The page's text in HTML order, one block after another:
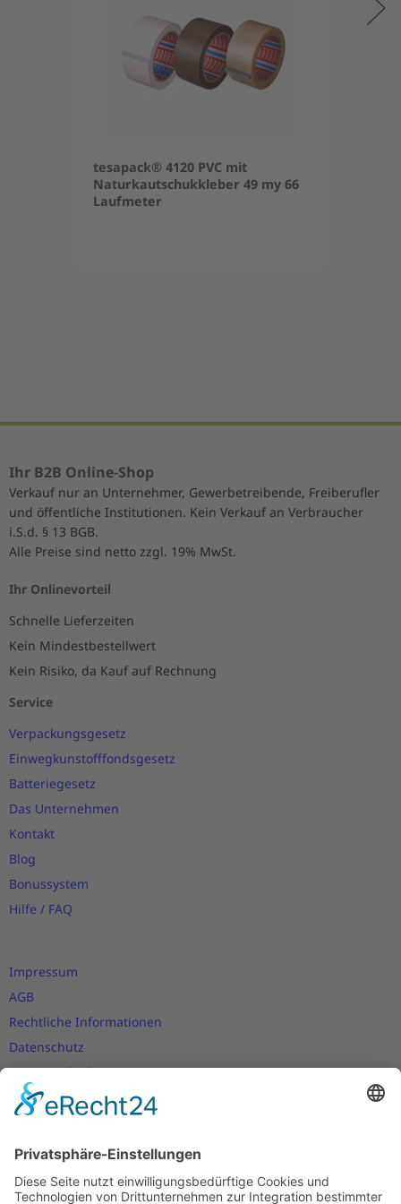
tesapack® 4120 PVC mit
Naturkautschukkleber 49 my 66
Laufmeter
Ihr B2B Online-Shop
Verkauf nur an Unternehmer, Gewerbetreibende, Freiberufler
und öffentliche Institutionen. Kein Verkauf an Verbraucher
i.S.d. § 13 BGB.
Alle Preise sind netto zzgl. 19% MwSt.
Ihr Onlinevorteil
Schnelle Lieferzeiten
Kein Mindestbestellwert
Kein Risiko, da Kauf auf Rechnung
Service
Verpackungsgesetz
Einwegkunstofffondsgesetz
Batteriegesetz
Das Unternehmen
Kontakt
Blog
Bonussystem
Hilfe / FAQ
Impressum
AGB
Rechtliche Informationen
Datenschutz
Nutzungsbedingungen
Versand- und Zahlungsbedingungen
Cookie-Einstellungen